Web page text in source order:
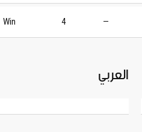
—
4
Win
العربي